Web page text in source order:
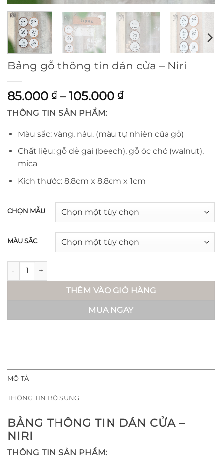
Bảng gỗ thông tin dán cửa – Niri
85.000 ₫ – 105.000 ₫Khoảng
85.000 ₫
đến
105.000 ₫
THÔNG TIN SẢN PHẨM:
Màu sắc: vàng, nâu. (màu tự nhiên của gỗ)
Chất liệu: gỗ dẻ gai (beech), gỗ óc chó (walnut),
mica
Kích thước: 8,8cm x 8,8cm x 1cm
CHỌN MẪU
MÀU SẮC
Bảng gỗ thông tin dán cửa - Niri số lượng
THÊM VÀO GIỎ HÀNG
MUA NGAY
MÔ TẢ
THÔNG TIN BỔ SUNG
BẢNG THÔNG TIN DÁN CỬA –
NIRI
THÔNG TIN SẢN PHẨM: